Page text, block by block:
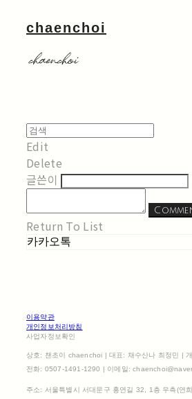
chaenchoi
Edit
Delete
글쓴이
Return To List
카카오톡
이용약관
개인정보처리방침
사업자정보확인
상호: 챈초이 chaenchoi | 대표: 채수산나 최정민 |
전화: 0507-1491-1290 | 이메일:
주소: 서울특별시 서대문구 홍연길 32, 1층 우측(연